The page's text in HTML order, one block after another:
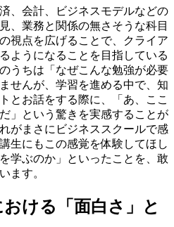
、会計、ビジネスモデルなどの
、業務と関係の無さそうな科目
視点を広げることで、クライア
ようになることを目指している
うちは「なぜこんな勉強が必要
せんが、学習を進める中で、知
とお話をする際に、「あ、ここ
」という驚きを実感することが
がまさにビジネススクールで感
生にもこの感覚を体験してほし
学ぶのか」といったことを、敢
ます。
ける「面白さ」と